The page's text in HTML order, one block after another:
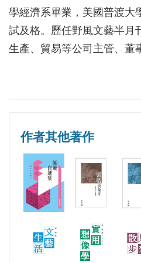
說輯後記一篇。
學經濟系畢業，美國普渡大
試及格。歷任野風文藝半月
生產、貿易等公司主管、董
「學的是經濟，教的是心理
最後」，不但是對他最好的
公司，一做就是四十年，
休。他的文學生涯也始於台
的第一個短篇小說創作《與
作者其他著作